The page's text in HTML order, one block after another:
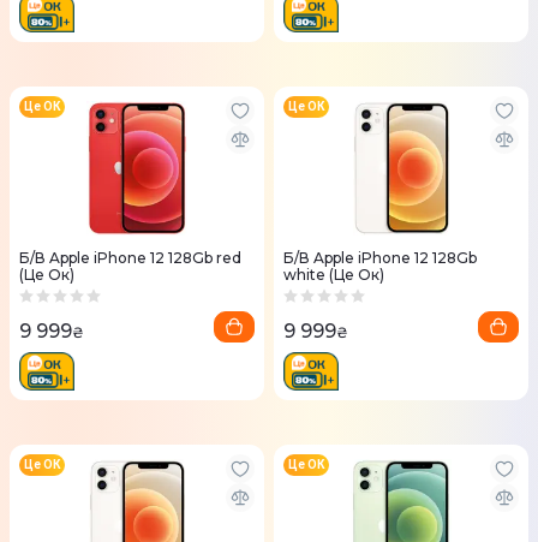
Б/В Apple iPhone 12 128Gb red
(Це Ок)
Це ОК
9 999₴
Б/В Apple iPhone 12 128Gb
white (Це Ок)
Це ОК
9 999₴
Це ОК Це ОК